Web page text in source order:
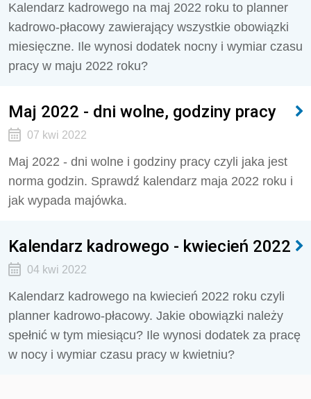
Kalendarz kadrowego na maj 2022 roku to planner
kadrowo-płacowy zawierający wszystkie obowiązki
miesięczne. Ile wynosi dodatek nocny i wymiar czasu
pracy w maju 2022 roku?
Maj 2022 - dni wolne, godziny pracy
07 kwi 2022
Maj 2022 - dni wolne i godziny pracy czyli jaka jest
norma godzin. Sprawdź kalendarz maja 2022 roku i
jak wypada majówka.
Kalendarz kadrowego - kwiecień 2022
04 kwi 2022
Kalendarz kadrowego na kwiecień 2022 roku czyli
planner kadrowo-płacowy. Jakie obowiązki należy
spełnić w tym miesiącu? Ile wynosi dodatek za pracę
w nocy i wymiar czasu pracy w kwietniu?